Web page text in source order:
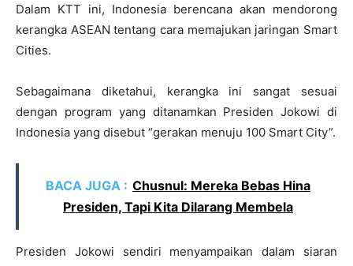
Dalam KTT ini, Indonesia berencana akan mendorong
kerangka ASEAN tentang cara memajukan jaringan Smart
Cities.
Sebagaimana diketahui, kerangka ini sangat sesuai
dengan program yang ditanamkan Presiden Jokowi di
Indonesia yang disebut “gerakan menuju 100 Smart City”.
BACA JUGA : Chusnul: Mereka Bebas Hina
Presiden, Tapi Kita Dilarang Membela
Presiden Jokowi sendiri menyampaikan dalam siaran